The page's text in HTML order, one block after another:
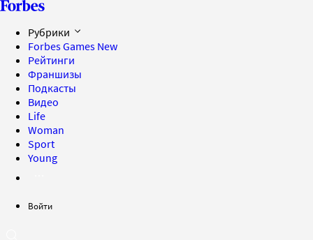
Рубрики
Forbes Games New
Рейтинги
Франшизы
Подкасты
Видео
Life
Woman
Sport
Young
Войти